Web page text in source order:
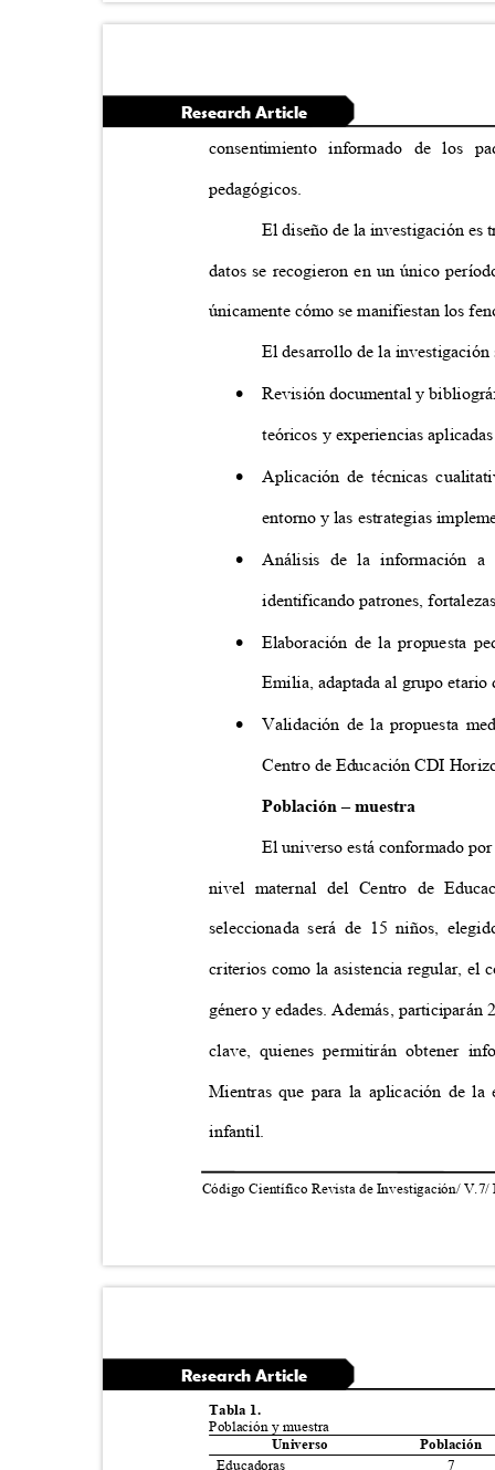
Research Article
consentimiento informado de los
pedagógicos.
El diseño de la investigación es
datos se recogieron en un único
únicamente cómo se manifiestan los
El desarrollo de la
Revisión documental y
teóricos y experiencias
 Aplicación de técnicas
entorno y las estrategias
 Análisis de la información
identificando patrones,
Elaboración de la propuesta
Emilia, adaptada al grupo
Validación de la propuesta
Centro de Educación CDI
Población – muestra
El universo está conformado
nivel maternal del Centro de
seleccionada será de 15 niños,
criterios como la asistencia regular, el
género y edades. Además,
clave, quienes permitirán obtener
Mientras que para la aplicación de
infantil.
Código Científico Revista de Investigación/
Research Article
Tabla 1.
Población y muestra
Universo Población
Educadoras 7